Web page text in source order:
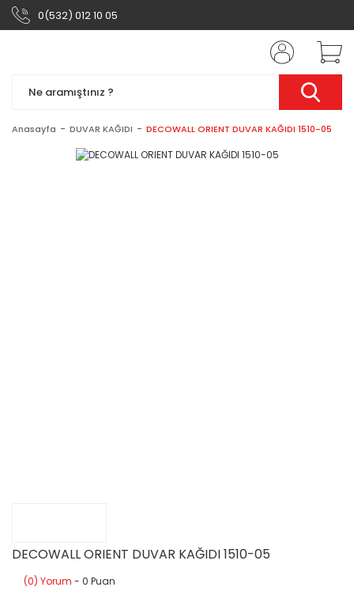
0(532) 012 10 05
Anasayfa DUVAR KAĞIDI DECOWALL ORIENT DUVAR KAĞIDI 1510-05
DECOWALL ORIENT DUVAR KAĞIDI 1510-05
(0) Yorum - 0 Puan